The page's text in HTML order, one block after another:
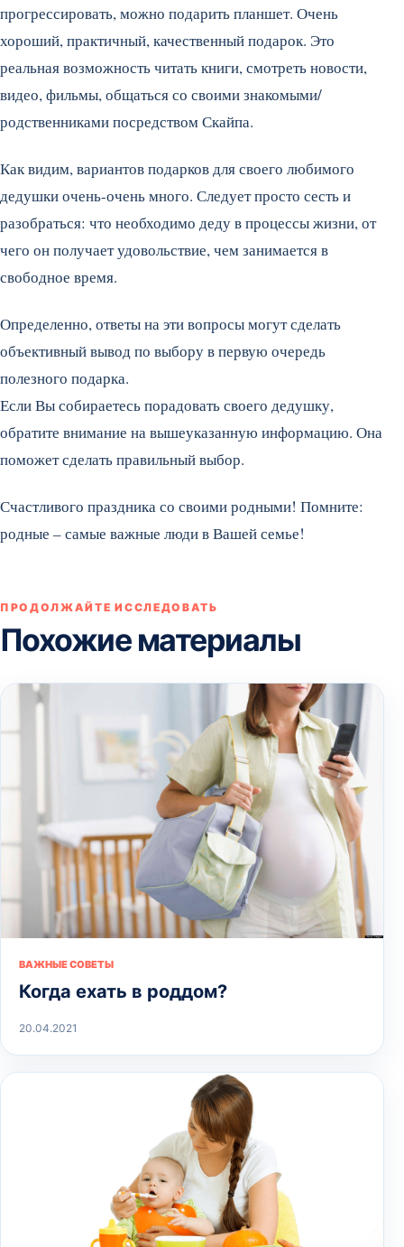
прогрессировать, можно подарить планшет. Очень
хороший, практичный, качественный подарок. Это
реальная возможность читать книги, смотреть новости,
видео, фильмы, общаться со своими знакомыми/
родственниками посредством Скайпа.
Как видим, вариантов подарков для своего любимого
дедушки очень-очень много. Следует просто сесть и
разобраться: что необходимо деду в процессы жизни, от
чего он получает удовольствие, чем занимается в
свободное время.
Определенно, ответы на эти вопросы могут сделать
объективный вывод по выбору в первую очередь
полезного подарка.
Если Вы собираетесь порадовать своего дедушку,
обратите внимание на вышеуказанную информацию. Она
поможет сделать правильный выбор.
Счастливого праздника со своими родными! Помните:
родные – самые важные люди в Вашей семье!
ПРОДОЛЖАЙТЕ ИССЛЕДОВАТЬ
Похожие материалы
ВАЖНЫЕ СОВЕТЫ
Когда ехать в роддом?
20.04.2021